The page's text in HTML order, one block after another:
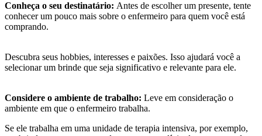
Conheça o seu destinatário: Antes de escolher um presente, tente
conhecer um pouco mais sobre o enfermeiro para quem você está
comprando.
Descubra seus hobbies, interesses e paixões. Isso ajudará você a
selecionar um brinde que seja significativo e relevante para ele.
Considere o ambiente de trabalho: Leve em consideração o
ambiente em que o enfermeiro trabalha.
Se ele trabalha em uma unidade de terapia intensiva, por exemplo,